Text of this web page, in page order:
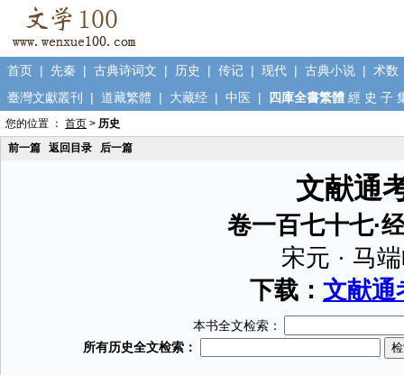
首页 | 先秦 | 古典诗词文 | 历史 | 传记 | 现代 | 古典小说 | 术数
臺灣文獻叢刊
| 道藏繁體 | 大藏经 | 中医 | 四庫全書繁體 經 史 子
您的位置 ： 首页 > 历史
前一篇
返回目录 后一篇
文献通
卷一百七十七·
宋元 · 马
下载： 文献
本书全文检索：